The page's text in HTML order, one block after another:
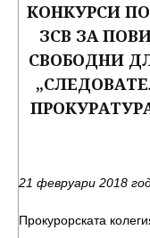
КОНКУРСИ ПО
ЗСВ ЗА
СВОБОДНИ
21 февруари 2018
Прокурорската